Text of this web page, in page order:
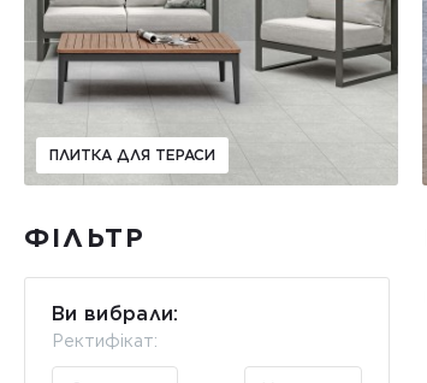
ПЛИТКА ДЛЯ ТЕРАСИ
ФІЛЬТР
Ви вибрали:
Ректифікат: